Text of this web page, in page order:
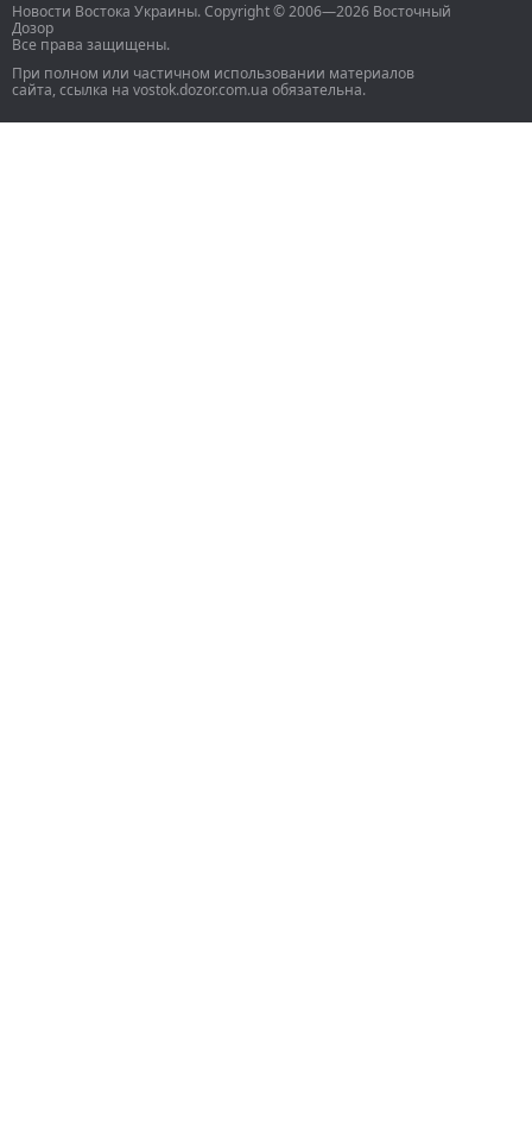
Новости Востока Украины. Copyright © 2006—2026 Восточный
Дозор
Все права защищены.
При полном или частичном использовании материалов
сайта, ссылка на vostok.dozor.com.ua обязательна.